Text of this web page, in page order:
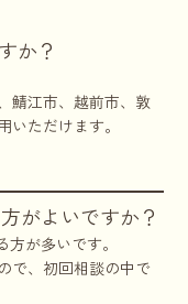
か？
鯖江市、越前市、敦
ただけます。
がよいですか？
が多いです。
で、初回相談の中で